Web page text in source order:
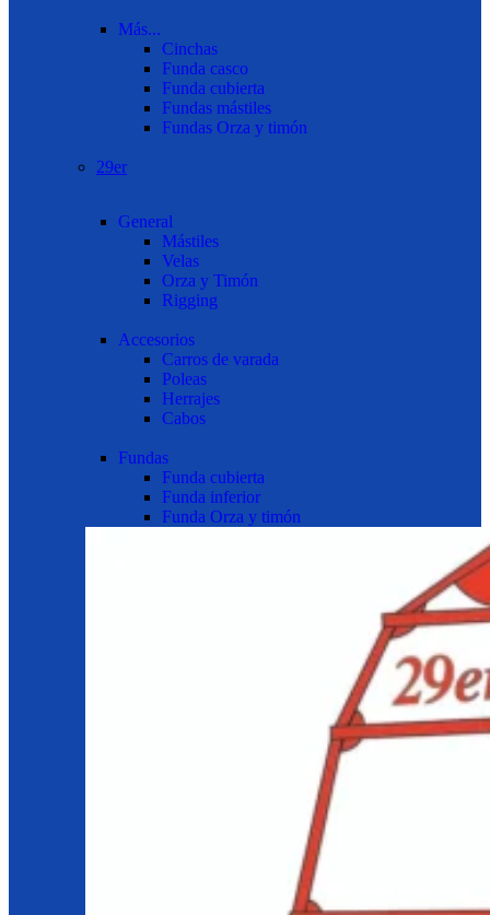
Más...
Cinchas
Funda casco
Funda cubierta
Fundas mástiles
Fundas Orza y timón
29er
General
Mástiles
Velas
Orza y Timón
Rigging
Accesorios
Carros de varada
Poleas
Herrajes
Cabos
Fundas
Funda cubierta
Funda inferior
Funda Orza y timón